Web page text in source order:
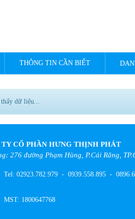
THÔNG TIN CẦN BIẾT
dữ liệu...
TY CỔ PHẦN HƯNG THỊNH PHÁT
276 đường Phạm Hùng, P.Cái Răng,
Tel: 02923.782.979 - 0939.558.895 -
MST: 1800647768